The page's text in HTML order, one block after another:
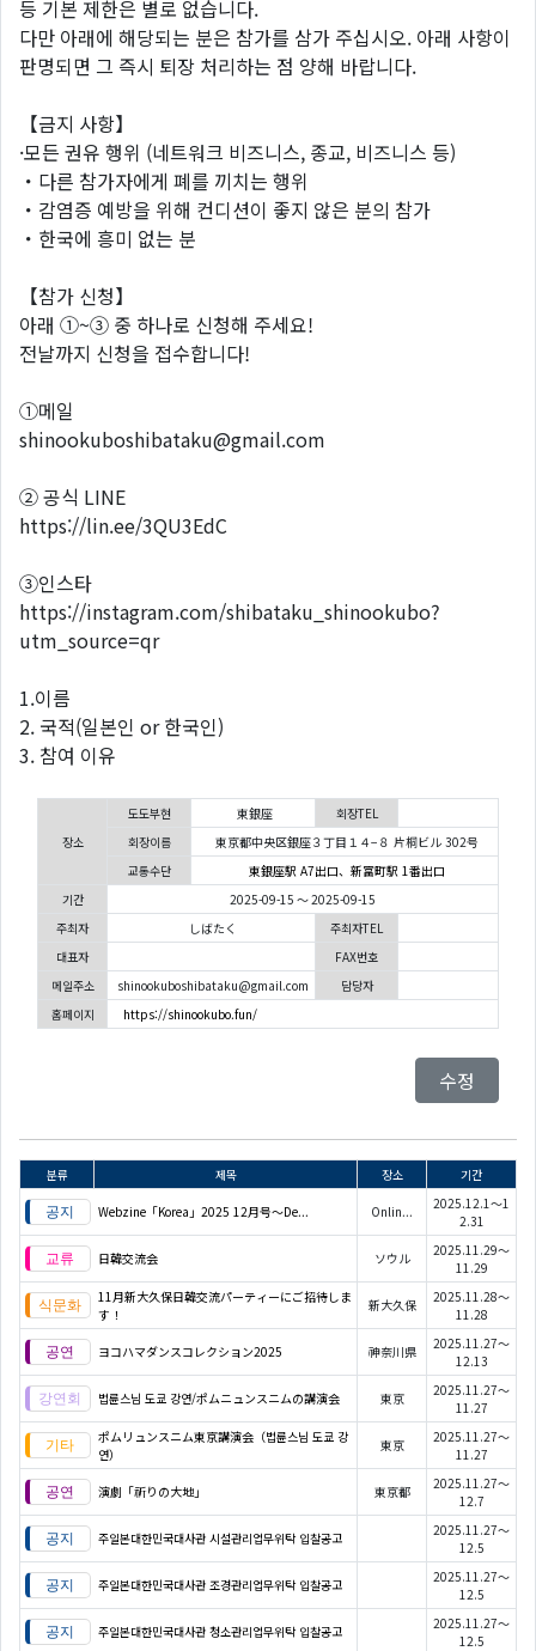
등 기본 제한은 별로 없습니다.
다만 아래에 해당되는 분은 참가를 삼가 주십시오. 아래 사항이
판명되면 그 즉시 퇴장 처리하는 점 양해 바랍니다.
【금지 사항】
·모든 권유 행위 (네트워크 비즈니스, 종교, 비즈니스 등)
・다른 참가자에게 폐를 끼치는 행위
・감염증 예방을 위해 컨디션이 좋지 않은 분의 참가
・한국에 흥미 없는 분
【참가 신청】
아래 ①~③ 중 하나로 신청해 주세요!
전날까지 신청을 접수합니다!
①메일
shinookuboshibataku@gmail.com
② 공식 LINE
https://lin.ee/3QU3EdC
③인스타
https://instagram.com/shibataku_shinookubo?
utm_source=qr
1.이름
2. 국적(일본인 or 한국인)
3. 참여 이유
장소
도도부현 東銀座
회장TEL
회장이름
東京都中央区銀座３丁目１４−８ 片桐ビル 302号
교통수단
東銀座駅 A7出口、新富町駅 1番出口
기간
2025-09-15 ～ 2025-09-15
주최자
しばたく
주최자TEL
대표자
FAX번호
메일주소
shinookuboshibataku@gmail.com
담당자
홈페이지
https://shinookubo.fun/
수정
분류 제목 장소 기간
Webzine「Korea」2025 12月号～De... Onlin...
2025.12.1～1
2.31
日韓交流会 ソウル
2025.11.29～
11.29
11月新大久保日韓交流パーティーにご招待しま
す！
新大久保
2025.11.28～
11.28
ヨコハマダンスコレクション2025 神奈川県
2025.11.27～
12.13
법륜스님 도쿄 강연/ポムニュンスニムの講演会 東京
2025.11.27～
11.27
ポムリュンスニム東京講演会（법륜스님 도쿄 강
연）
東京
2025.11.27～
11.27
演劇「祈りの大地」 東京都
2025.11.27～
12.7
주일본대한민국대사관 시설관리업무위탁 입찰공고
2025.11.27～
12.5
주일본대한민국대사관 조경관리업무위탁 입찰공고
2025.11.27～
12.5
주일본대한민국대사관 청소관리업무위탁 입찰공고
2025.11.27～
12.5